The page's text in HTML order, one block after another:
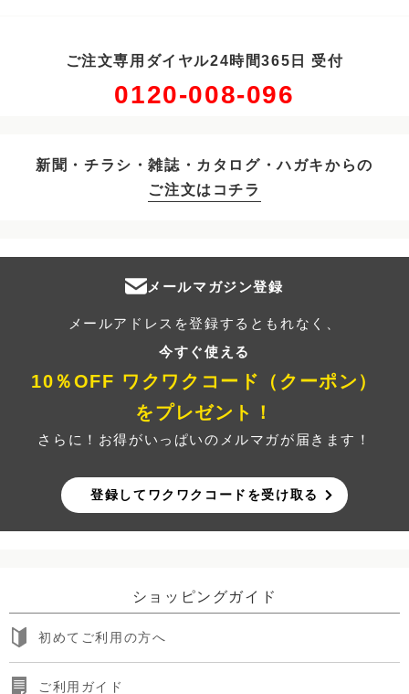
ご注文専用ダイヤル24時間365日 受付
0120-008-096
新聞・チラシ・雑誌・カタログ・ハガキからの
ご注文はコチラ
メールマガジン登録
メールアドレスを登録するともれなく、
今すぐ使える
10％OFF ワクワクコード（クーポン）
をプレゼント！
さらに！お得がいっぱいのメルマガが届きます！
登録してワクワクコードを受け取る
ショッピングガイド
初めてご利用の方へ
ご利用ガイド